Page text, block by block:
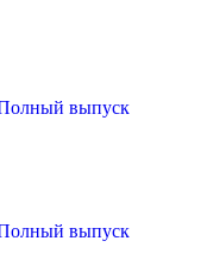
Полный выпуск
Полный выпуск